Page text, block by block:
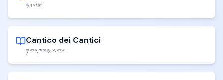
𐤀𐤉𐤅𐤁
Cantico dei Cantici
𐤔𐤉𐤓 𐤄𐤔𐤉𐤓𐤉𐤌